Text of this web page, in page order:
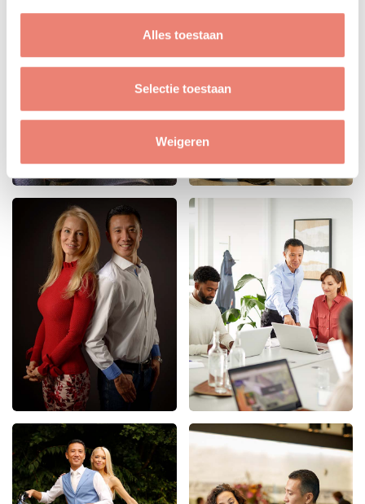
Alles toestaan
Selectie toestaan
Weigeren